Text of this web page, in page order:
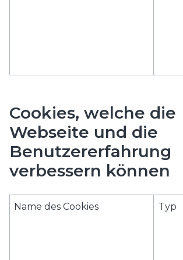
Cookies, welche die
Webseite und die
Benutzererfahrung
verbessern können
Name des Cookies Typ